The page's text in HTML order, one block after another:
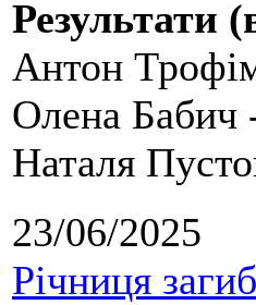
Результати
Антон
Олена Бабич
Наталя
23/06/2025
Річниця